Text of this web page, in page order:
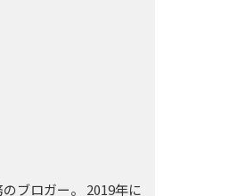
ブロガー。 2019年に